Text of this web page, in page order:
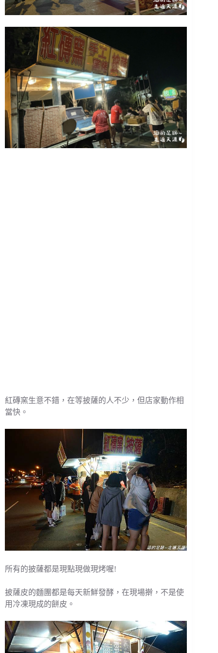
紅磚窯生意不錯，在等披薩的人不少，但店家動作相
當快。
所有的披薩都是現點現做現烤喔!
披薩皮的麵團都是每天新鮮發酵，在現場擀，不是使
用冷凍現成的餅皮。